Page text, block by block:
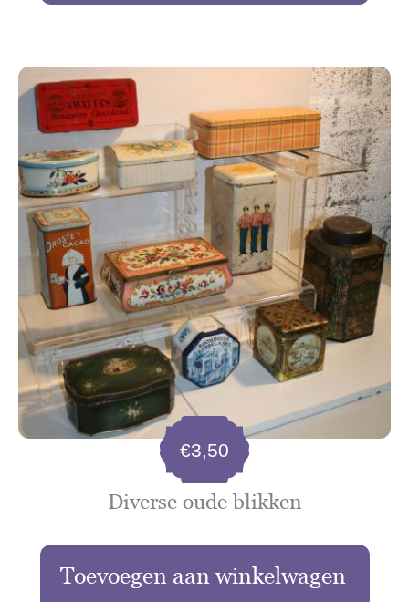
Diverse oude blikken
€3,50
Toevoegen aan winkelwagen